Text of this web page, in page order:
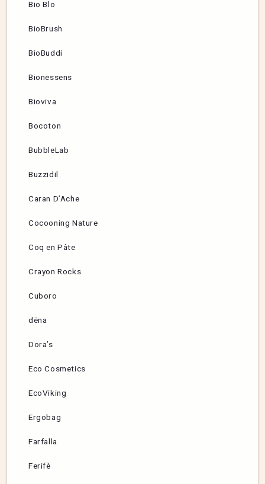
Bio Blo
BioBrush
BioBuddi
Bionessens
Bioviva
Bocoton
BubbleLab
Buzzidil
Caran D’Ache
Cocooning Nature
Coq en Pâte
Crayon Rocks
Cuboro
dëna
Dora’s
Eco Cosmetics
EcoViking
Ergobag
Farfalla
Ferifè